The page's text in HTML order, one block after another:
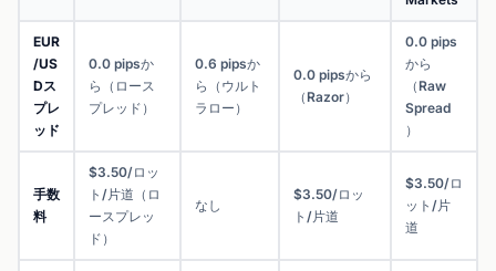
EUR
/US
Dス
プレ
ッド
0.0 pipsか
ら（ロース
プレッド）
0.6 pipsか
ら（ウルト
ラロー）
0.0 pipsから
（Razor）
0.0 pips
から
（Raw
Spread
）
手数
料
$3.50/ロッ
ト/片道（ロ
ースプレッ
ド）
なし
$3.50/ロッ
ト/片道
$3.50/ロ
ット/片
道